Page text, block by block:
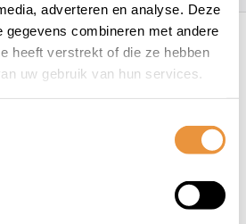
adverteren en analyse. Deze
gegevens combineren met andere
heeft verstrekt of die ze hebben
uw gebruik van hun services.